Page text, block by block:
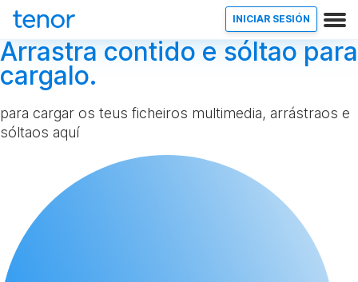
INICIAR SESIÓN
Arrastra contido e sóltao para
cargalo.
para cargar os teus ficheiros multimedia, arrástraos e
sóltaos aquí